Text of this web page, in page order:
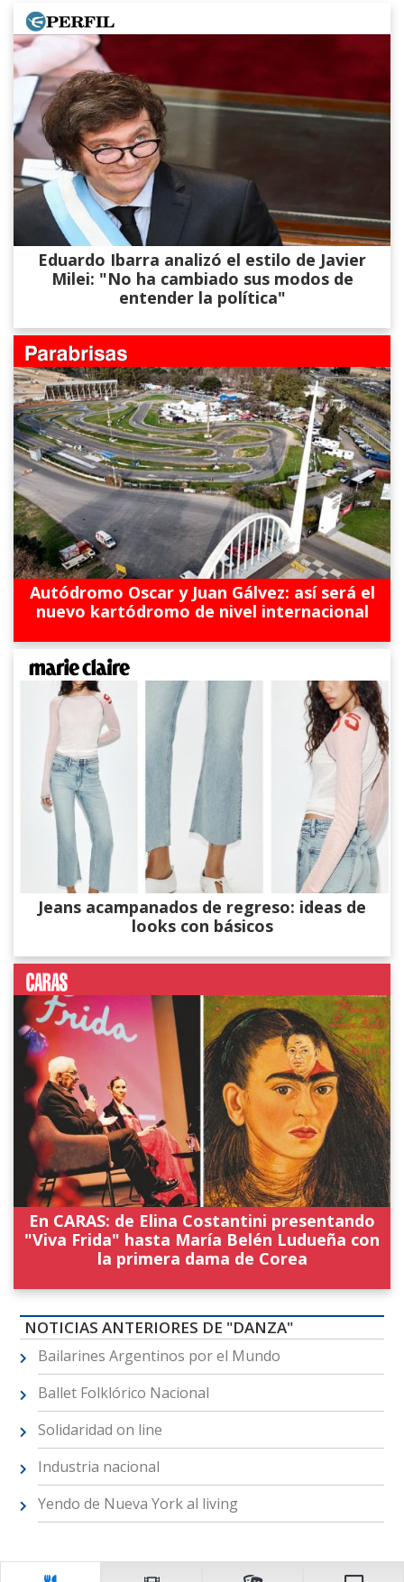
Eduardo Ibarra analizó el estilo de Javier
Milei: "No ha cambiado sus modos de
entender la política"
Autódromo Oscar y Juan Gálvez: así será el
nuevo kartódromo de nivel internacional
Jeans acampanados de regreso: ideas de
looks con básicos
En CARAS: de Elina Costantini presentando
"Viva Frida" hasta María Belén Ludueña con
la primera dama de Corea
NOTICIAS ANTERIORES DE "DANZA"
Bailarines Argentinos por el Mundo
Ballet Folklórico Nacional
Solidaridad on line
Industria nacional
Yendo de Nueva York al living